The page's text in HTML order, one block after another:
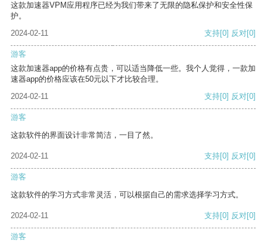
这款加速器VPM应用程序已经为我们带来了无限的隐私保护和安全性保
护。
2024-02-11
支持[0] 反对[0]
游客
这款加速器app的价格有点贵，可以适当降低一些。我个人觉得，一款加
速器app的价格应该在50元以下才比较合理。
2024-02-11
支持[0] 反对[0]
游客
这款软件的界面设计非常简洁，一目了然。
2024-02-11 支持[0] 反对[0]
游客
这款软件的学习方式非常灵活，可以根据自己的需求选择学习方式。
2024-02-11 支持[0] 反对[0]
游客